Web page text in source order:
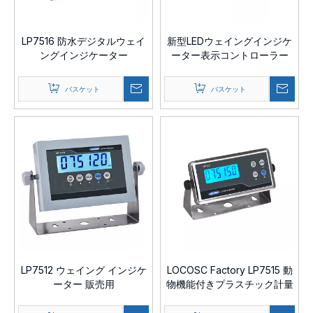
LP7516 防水デジタルウェイ
ングインジケーター
バスケット
新型LEDウェイングインジケ
ーター表示コントローラー
バスケット
LP7512 ウェイング インジケ
ーター 販売用
LOCOSC Factory LP7515 動
物機能付きプラスチック計量